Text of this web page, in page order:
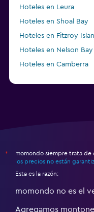
Hoteles en Leura
Hoteles en Shoal Bay
Hoteles en Fitzroy
Hoteles en Nelson Bay
Hoteles en Camberra
*
momondo siempre trata de
los precios no están
Esta es la razón:
momondo no es el
Agregamos